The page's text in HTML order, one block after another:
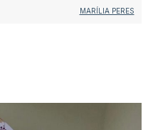
MARÍLIA PERES